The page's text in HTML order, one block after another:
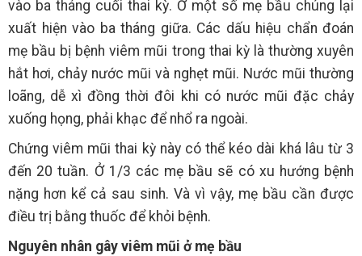
vào ba tháng cuối thai kỳ. Ở một số mẹ bầu chúng lại
xuất hiện vào ba tháng giữa. Các dấu hiệu chẩn đoán
mẹ bầu bị bệnh viêm mũi trong thai kỳ là thường xuyên
hắt hơi, chảy nước mũi và nghẹt mũi. Nước mũi thường
loãng, dễ xì đồng thời đôi khi có nước mũi đặc chảy
xuống họng, phải khạc để nhổ ra ngoài.
Chứng viêm mũi thai kỳ này có thể kéo dài khá lâu từ 3
đến 20 tuần. Ở 1/3 các mẹ bầu sẽ có xu hướng bệnh
nặng hơn kể cả sau sinh. Và vì vậy, mẹ bầu cần được
điều trị bằng thuốc để khỏi bệnh.
Nguyên nhân gây viêm mũi ở mẹ bầu